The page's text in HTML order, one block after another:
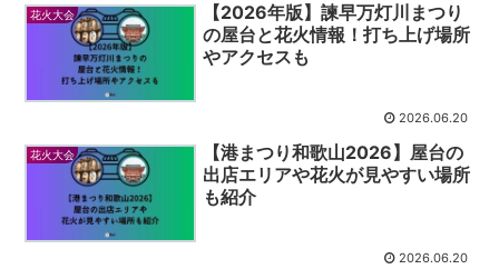
花火大会
【2026年版】諫早万灯川まつり
の屋台と花火情報！打ち上げ場所
やアクセスも
2026.06.20
花火大会
【港まつり和歌山2026】屋台の
出店エリアや花火が見やすい場所
も紹介
2026.06.20